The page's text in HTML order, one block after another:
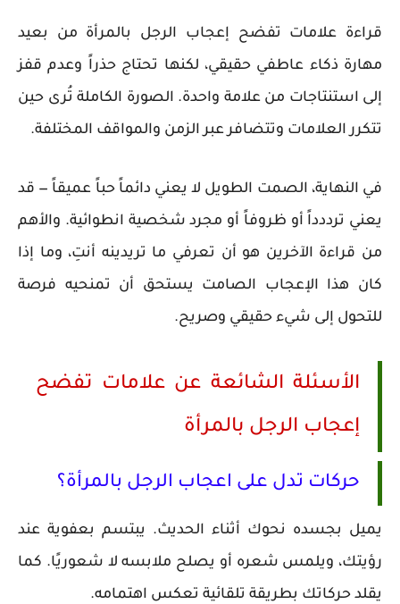
قراءة علامات تفضح إعجاب الرجل بالمرأة من بعيد
مهارة ذكاء عاطفي حقيقي، لكنها تحتاج حذراً وعدم قفز
إلى استنتاجات من علامة واحدة. الصورة الكاملة تُرى حين
تتكرر العلامات وتتضافر عبر الزمن والمواقف المختلفة.
في النهاية، الصمت الطويل لا يعني دائماً حباً عميقاً — قد
يعني ترددداً أو ظروفاً أو مجرد شخصية انطوائية. والأهم
من قراءة الآخرين هو أن تعرفي ما تريدينه أنتِ، وما إذا
كان هذا الإعجاب الصامت يستحق أن تمنحيه فرصة
للتحول إلى شيء حقيقي وصريح.
الأسئلة الشائعة عن علامات تفضح
إعجاب الرجل بالمرأة
حركات تدل على اعجاب الرجل بالمرأة؟
يميل بجسده نحوك أثناء الحديث. يبتسم بعفوية عند
رؤيتك، ويلمس شعره أو يصلح ملابسه لا شعوريًا. كما
يقلد حركاتك بطريقة تلقائية تعكس اهتمامه.